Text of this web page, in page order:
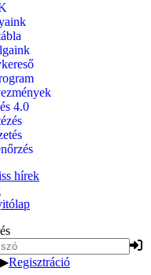
4.0
▶Regisztráció